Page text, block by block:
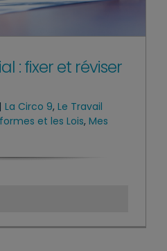
: fixer et réviser
| La Circo 9, Le Travail
et les Lois, Mes